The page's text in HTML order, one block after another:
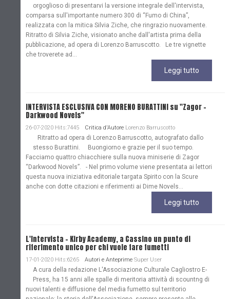
orgoglioso di presentarvi la versione integrale dell'intervista,
comparsa sull'importante numero 300 di “Fumo di China”,
realizzata con la mitica Silvia Ziche, che ringrazio nuovamente.
Ritratto di Silvia Ziche, visionato anche dall'artista prima della
pubblicazione, ad opera di Lorenzo Barruscotto. Le tre vignette
che troverete ad...
Leggi tutto
INTERVISTA ESCLUSIVA CON MORENO BURATTINI su "Zagor -
Darkwood Novels"
26-07-2020 Hits:7445 Critica d'Autore Lorenzo Barruscotto
Ritratto ad opera di Lorenzo Barruscotto, autografato dallo
stesso Burattini. Buongiorno e grazie per il suo tempo.
Facciamo quattro chiacchiere sulla nuova miniserie di Zagor
“Darkwood Novels”. - Nel primo volume viene presentata ai lettori
questa nuova iniziativa editoriale targata Spirito con la Scure
anche con dotte citazioni e riferimenti ai Dime Novels...
Leggi tutto
L'Intervista - Kirby Academy, a Cassino un punto di
riferimento unico per chi vuole fare fumetti
17-01-2020 Hits:6265 Autori e Anteprime Super User
A cura della redazione L'Associazione Culturale Cagliostro E-
Press, ha 15 anni alle spalle di meritoria attività di scountng di
nuovi talenti e diffusione del media fumetto sul territorio